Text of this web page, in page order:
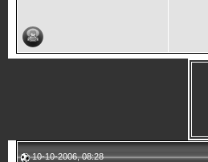
10-10-2006, 08:28